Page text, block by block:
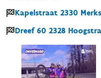
Kapelstraat 2330
Dreef 60 2328